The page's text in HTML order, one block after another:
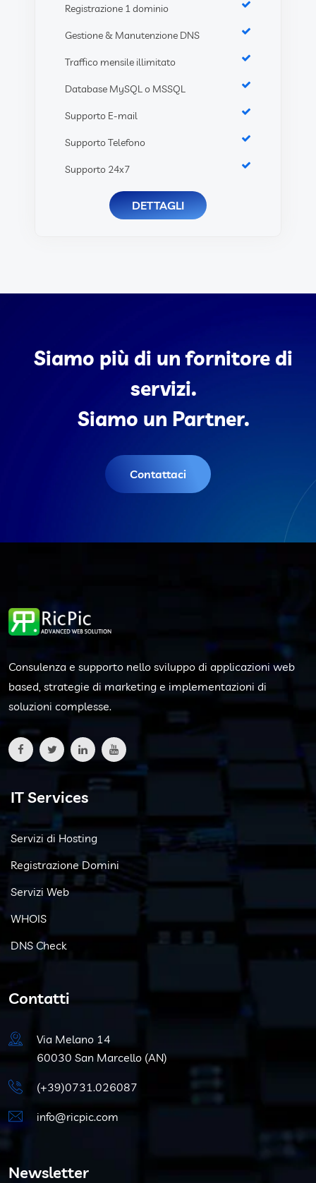
Registrazione 1 dominio
Gestione & Manutenzione DNS
Traffico mensile illimitato
Database MySQL o MSSQL
Supporto E-mail
Supporto Telefono
Supporto 24x7
DETTAGLI
Siamo più di un fornitore di
servizi.
Siamo un Partner.
Contattaci
Consulenza e supporto nello sviluppo di applicazioni web
based, strategie di marketing e implementazioni di
soluzioni complesse.
IT Services
Servizi di Hosting
Registrazione Domini
Servizi Web
WHOIS
DNS Check
Contatti
Via Melano 14
60030 San Marcello (AN)
(+39)0731.026087
info@ricpic.com
Newsletter